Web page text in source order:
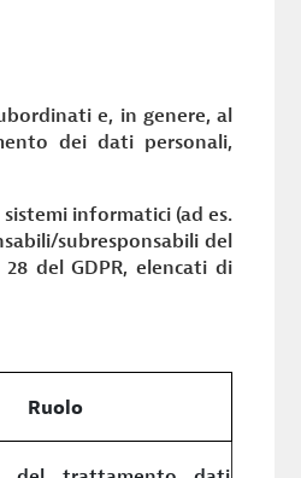
e, in genere, al
dei dati personali,
informatici (ad es.
subresponsabili del
del GDPR, elencati di
Ruolo